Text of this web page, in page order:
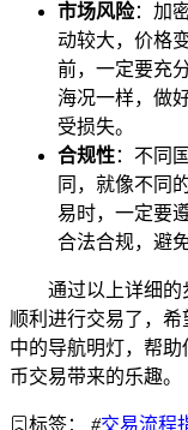
市场风险：加
动较大，价格
前，一定要充
海况一样，做
受损失。
合规性：不同
同，就像不同
易时，一定要
合法合规，避
通过以上详细的
顺利进行交易了，
中的导航明灯，帮助
币交易带来的乐趣。
标签： #交易流程